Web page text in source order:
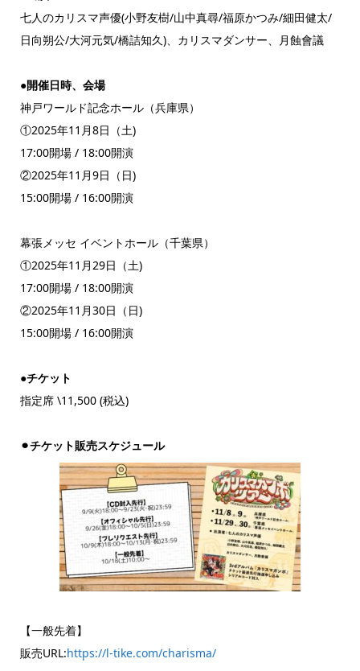
七人のカリスマ声優(小野友樹/山中真尋/福原かつみ/細田健太/
日向朔公/大河元気/橋詰知久)、カリスマダンサー、月蝕會議
●開催日時、会場
神戸ワールド記念ホール（兵庫県）
①2025年11月8日（土)
17:00開場 / 18:00開演
②2025年11月9日（日)
15:00開場 / 16:00開演
幕張メッセ イベントホール（千葉県）
①2025年11月29日（土)
17:00開場 / 18:00開演
②2025年11月30日（日)
15:00開場 / 16:00開演
●チケット
指定席 \11,500 (税込)
⚫︎チケット販売スケジュール
【一般先着】
販売URL:https://l-tike.com/charisma/